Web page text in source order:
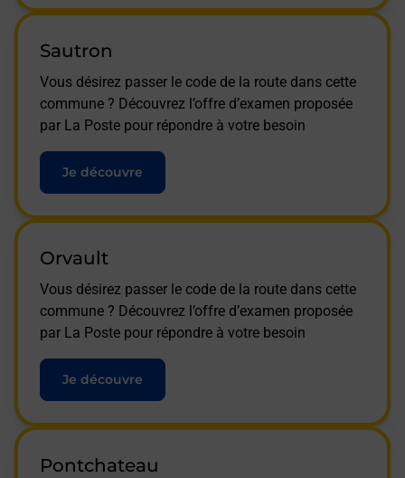
Sautron
Vous désirez passer le code de la route dans cette
commune ? Découvrez l’offre d’examen proposée
par La Poste pour répondre à votre besoin
Je découvre
Orvault
Vous désirez passer le code de la route dans cette
commune ? Découvrez l’offre d’examen proposée
par La Poste pour répondre à votre besoin
Je découvre
Pontchateau